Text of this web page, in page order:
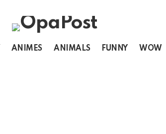
ANIMES ANIMALS FUNNY WOW